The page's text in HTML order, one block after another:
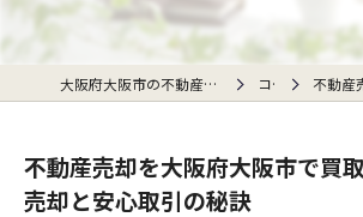
大阪府大阪市の不動産売却なら不動産買取査定センター コラム 不動産売却を大
不動産売却を大阪府大阪市で買
売却と安心取引の秘訣